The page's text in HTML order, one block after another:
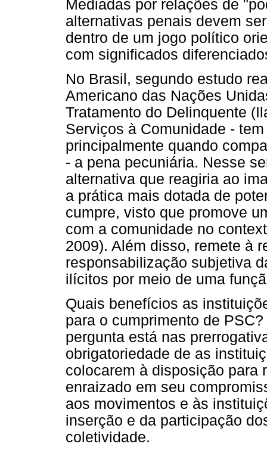
Mediadas por relações de
alternativas penais devem
dentro de um jogo político
com significados
No Brasil, segundo estudo
Americano das Nações
Tratamento do Delinquente
Serviços à Comunidade -
principalmente quando
- a pena pecuniária. Nesse
alternativa que reagiria ao
a prática mais dotada de
cumpre, visto que promove
com a comunidade no
2009). Além disso, remete à
responsabilização subjetiva
ilícitos por meio de uma
Quais benefícios as
para o cumprimento de
pergunta está nas
obrigatoriedade de as
colocarem à disposição para
enraizado em seu
aos movimentos e às
inserção e da participação
coletividade.